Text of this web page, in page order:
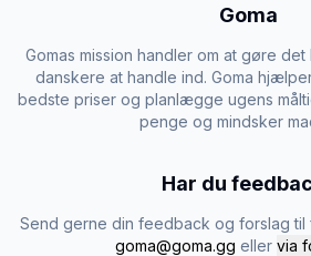
Goma
Gomas mission handler om at gøre
danskere at handle ind. Goma
bedste priser og planlægge ugens
penge og mindsker
Har du
Send gerne din feedback og forslag
goma@goma.gg eller via